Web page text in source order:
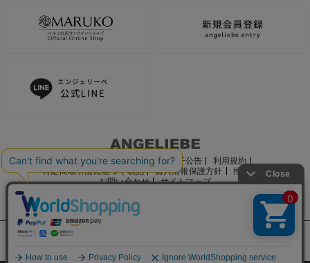
ご利用ガイド 会社概要 電子公告
利用規約
特定商取引法に基づく表記
個人情報保護方針
推奨環境
お問い合わせ
サイトマップ
サイト内の文章、画像などの著作物はマルコ株式会社に属します。